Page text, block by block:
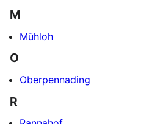
M
Mühloh
O
Oberpennading
R